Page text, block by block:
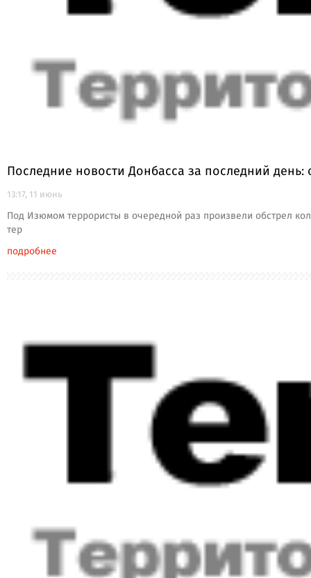
Последние новости Донбасса за последний
13:17, 11 июнь
Под Изюмом террористы в очередной раз произвели обстрел
тер
подробнее